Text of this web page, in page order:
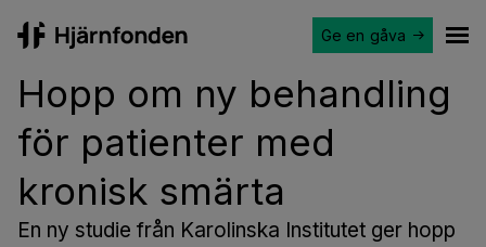
Ge en gåva
Hopp om ny behandling
för patienter med
kronisk smärta
En ny studie från Karolinska Institutet ger hopp